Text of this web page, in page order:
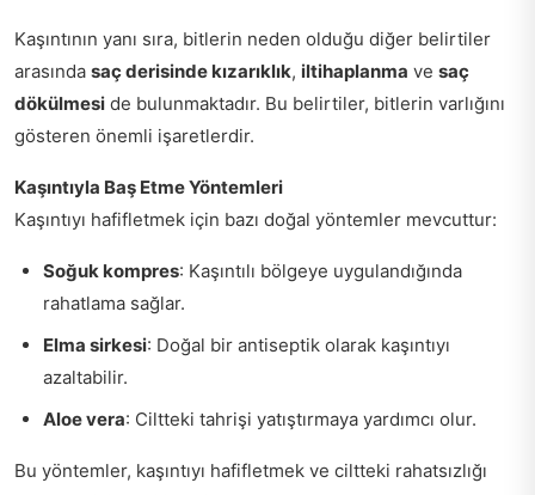
Kaşıntının yanı sıra, bitlerin neden olduğu diğer belirtiler
arasında saç derisinde kızarıklık, iltihaplanma ve saç
dökülmesi de bulunmaktadır. Bu belirtiler, bitlerin varlığını
gösteren önemli işaretlerdir.
Kaşıntıyla Baş Etme Yöntemleri
Kaşıntıyı hafifletmek için bazı doğal yöntemler mevcuttur:
Soğuk kompres: Kaşıntılı bölgeye uygulandığında
rahatlama sağlar.
Elma sirkesi: Doğal bir antiseptik olarak kaşıntıyı
azaltabilir.
Aloe vera: Ciltteki tahrişi yatıştırmaya yardımcı olur.
Bu yöntemler, kaşıntıyı hafifletmek ve ciltteki rahatsızlığı